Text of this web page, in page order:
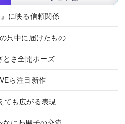
に映る信頼関係
只中に届けたもの
とさ全開ポーズ
ら注目新作
ても広がる表現